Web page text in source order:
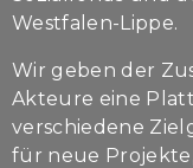
Westfalen-Lippe.
Wir geben der
Akteure eine
verschiedene
für neue